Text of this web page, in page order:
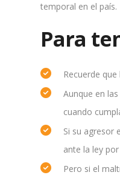
temporal en el país.
Para
Recuerde
Aunque en
cuando
Si su agresor
ante la ley
Pero si el